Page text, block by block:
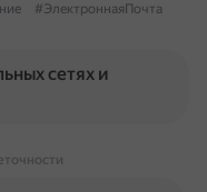
#ЭлектроннаяПочта
сетях и